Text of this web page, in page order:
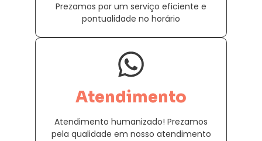
Prezamos por um serviço eficiente e
pontualidade no horário
Atendimento
Atendimento humanizado! Prezamos
pela qualidade em nosso atendimento